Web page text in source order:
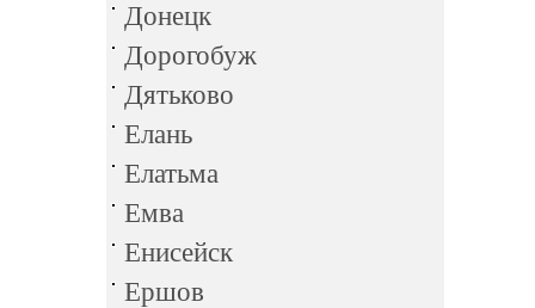
Донецк
Дорогобуж
Дятьково
Елань
Елатьма
Емва
Енисейск
Ершов